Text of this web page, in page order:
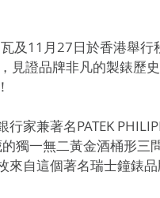
及11月27日於香港舉行
見證品牌非凡的製錶歷
家兼著名PATEK
獨一無二黃金酒桶形
來自這個著名瑞士鐘錶